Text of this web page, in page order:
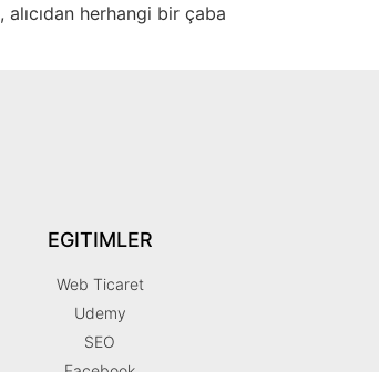
herhangi bir çaba
EGITIMLER
Web Ticaret
Udemy
SEO